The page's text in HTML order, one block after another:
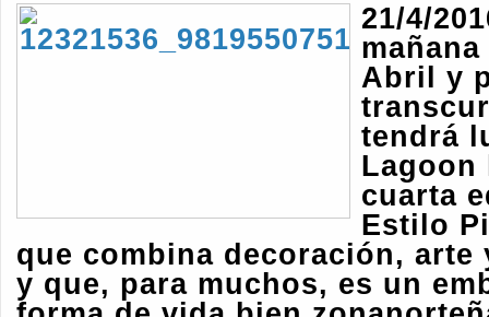
21/4/
Abril y
tendrá
Lagoon
cuarta
Estilo
que combina decoración, arte
y que, para muchos, es un